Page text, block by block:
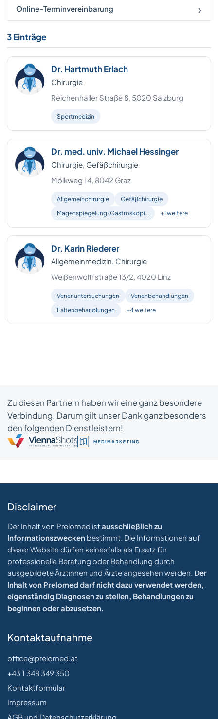
Online-Terminvereinbarung
3 Einträge
Dr. Hartmuth Erlach
Chirurgie
Reichenhaller Straße 8, 5020 Salzburg
Sportmedizin
Dr. med. univ. Michael Hessinger
Chirurgie, Gefäßchirurgie
Mölkweg 14, 8042 Graz
Allgemeinchirurgie
Gefäßchirurgie
Magenspiegelung (Gastroskopi…
+1 weitere
Dr. Karin Riederer
Allgemeinmedizin, Chirurgie
Weißenwolffstraße 13/2, 4020 Linz
Venenuntersuchungen
Venenbehandlungen
Faltenbehandlungen
+4 weitere
Zu diesen Partnern haben wir eine ganz besondere
Verbindung. Darum gilt unser Dank ganz besonders
den folgenden Dienstleistern!
Disclaimer
Der Inhalt von Prelomed ist ausschließlich zu
Informationszwecken bestimmt. Die Informationen auf
dieser Website dürfen keinesfalls als Ersatz für
professionelle Beratung oder Behandlung durch
ausgebildete Ärztinnen und Ärzte angesehen werden. Der
Inhalt von Prelomed darf nicht dazu verwendet werden,
eigenständig Diagnosen zu stellen, Behandlungen zu
beginnen oder abzusetzen.
Kontaktaufnahme
office@prelomed.at
+43 1 348 349 350
Kontaktformular
Impressum
AGB und Datenschutzerklärung